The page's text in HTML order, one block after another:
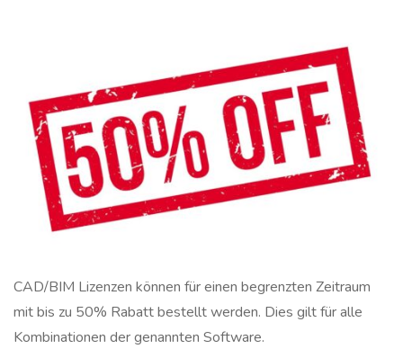
CAD/BIM Lizenzen können für einen begrenzten Zeitraum
mit bis zu 50% Rabatt bestellt werden. Dies gilt für alle
Kombinationen der genannten Software.